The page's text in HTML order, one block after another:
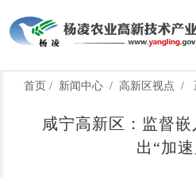
首页 / 新闻中心 / 高新区视点 /
咸宁高新区：监督
出“加